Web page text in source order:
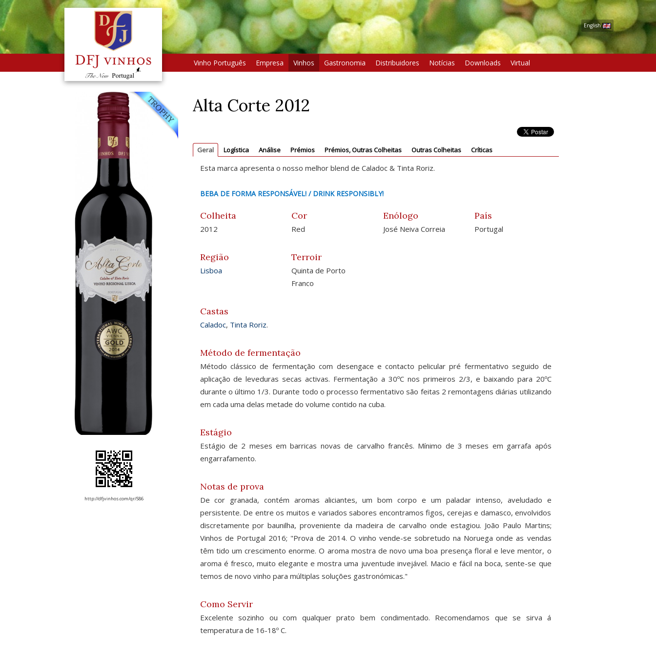
English
Vinho Português Empresa Vinhos Gastronomia Distribuidores Notícias Downloads Virtual
http://dfjvinhos.com/qr/586
Alta Corte 2012
Geral Logística Análise Prémios Prémios, Outras Colheitas Outras Colheitas Críticas
Esta marca apresenta o nosso melhor blend de Caladoc & Tinta Roriz.
BEBA DE FORMA RESPONSÁVEL! / DRINK RESPONSIBLY!
Colheita
2012
Cor
Red
Enólogo
José Neiva Correia
País
Portugal
Região
Lisboa
Terroir
Quinta de Porto
Franco
Castas
Caladoc, Tinta Roriz.
Método de fermentação
Método clássico de fermentação com desengace e contacto pelicular pré fermentativo seguido de
aplicação de leveduras secas activas. Fermentação a 30ºC nos primeiros 2/3, e baixando para 20ºC
durante o último 1/3. Durante todo o processo fermentativo são feitas 2 remontagens diárias utilizando
em cada uma delas metade do volume contido na cuba.
Estágio
Estágio de 2 meses em barricas novas de carvalho francês. Mínimo de 3 meses em garrafa após
engarrafamento.
Notas de prova
De cor granada, contém aromas aliciantes, um bom corpo e um paladar intenso, aveludado e
persistente. De entre os muitos e variados sabores encontramos figos, cerejas e damasco, envolvidos
discretamente por baunilha, proveniente da madeira de carvalho onde estagiou. João Paulo Martins;
Vinhos de Portugal 2016; "Prova de 2014. O vinho vende-se sobretudo na Noruega onde as vendas
têm tido um crescimento enorme. O aroma mostra de novo uma boa presença floral e leve mentor, o
aroma é fresco, muito elegante e mostra uma juventude invejável. Macio e fácil na boca, sente-se que
temos de novo vinho para múltiplas soluções gastronómicas."
Como Servir
Excelente sozinho ou com qualquer prato bem condimentado. Recomendamos que se sirva á
temperatura de 16-18º C.